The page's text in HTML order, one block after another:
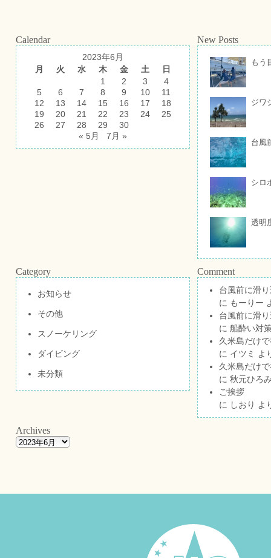
Calendar
2023年6月
月
火 水 木 金 土
日
1
2 3
4
5
6 7 8 9 10
11
12
13 14 15 16 17
18
19
20 21 22 23 24
25
26
27 28 29
30
« 5月
7月 »
New Posts
もう
ジワ
台風
シロ
透明
Category
お知らせ
その他
スノーケリング
ダイビング
未分類
Comment
台風前に滑
に もーりー
台風前に滑
に 船酔い対
久米島だけ
に イツミ
よ
久米島だけ
に 秋元ひろ
ご挨拶
に しおり よ
Archives